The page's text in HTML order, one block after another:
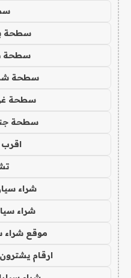
سطحة
سطحة
سطحة
سطحة
سطحة
شراء
شراء
موقع شراء
ارقام